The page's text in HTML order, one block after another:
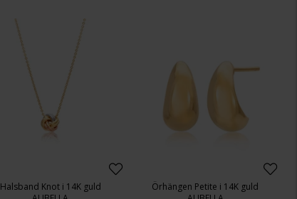
Halsband Knot i 14K guld
Örhängen Petite i 14K guld